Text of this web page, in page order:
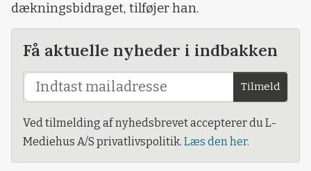
dækningsbidraget, tilføjer han.
Få aktuelle nyheder i indbakken
Tilmeld
Ved tilmelding af nyhedsbrevet accepterer du L-
Mediehus A/S privatlivspolitik. Læs den her.